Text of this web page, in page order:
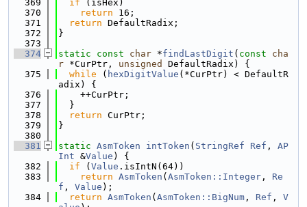
  369
if (isHex)
  370
return 16;
  371
return DefaultRadix;
  372
}
  373
  374
static const char *findLastDigit ( const
cha
r *CurPtr, unsigned
DefaultRadix) {
  375
while ( hexDigitValue (*CurPtr) < DefaultR
adix) {
  376
    ++CurPtr;
  377
  }
  378
return CurPtr;
  379
}
  380
  381
static AsmToken intToken ( StringRef Ref , AP
Int &Value ) {
  382
if ( Value .isIntN(64))
  383
return AsmToken ( AsmToken::Integer , Re
f , Value );
  384
return AsmToken ( AsmToken::BigNum , Ref , V